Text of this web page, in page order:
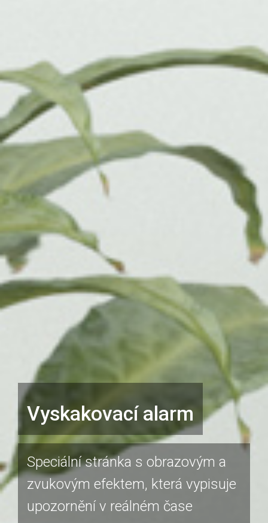
Vyskakovací alarm
Speciální stránka s obrazovým a
zvukovým efektem, která vypisuje
upozornění v reálném čase